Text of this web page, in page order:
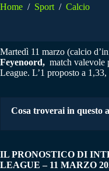
Home / Sport / Calcio
Martedì 11 marzo (calcio
Feyenoord, match valevole
League. L’1 proposto a
Cosa troverai in questo
IL PRONOSTICO DI
LEAGUE – 11 MARZO